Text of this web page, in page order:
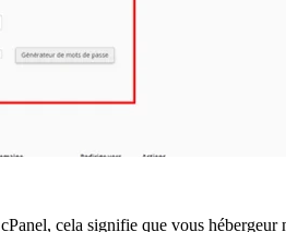
cela signifie que vous